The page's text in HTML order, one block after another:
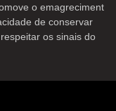
o emagreciment
de conservar
os sinais do